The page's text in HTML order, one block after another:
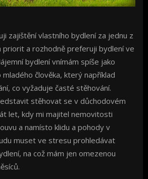
zajištění vlastního bydlení za jednu z
priorit a rozhodně preferuji bydlení ve
bydlení vnímám spíše jako
člověka, který například
co vyžaduje časté stěhování.
stěhovat se v důchodovém
let, kdy mi majitel nemovitosti
a namísto klidu a pohody v
muset ve stresu prohledávat
na což mám jen omezenou